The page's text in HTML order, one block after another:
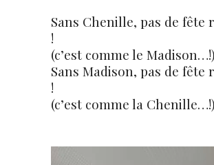
Sans Chenille, pas de fête
!
(c’est comme le Madison…!)
Sans Madison, pas de fête
!
(c’est comme la Chenille…!)